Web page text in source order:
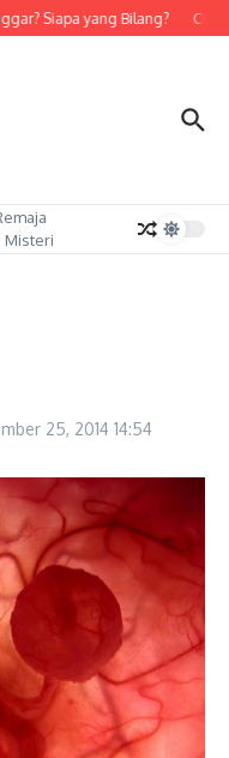
Siapa yang Bilang? Cinta
Misteri
25, 2014 14:54